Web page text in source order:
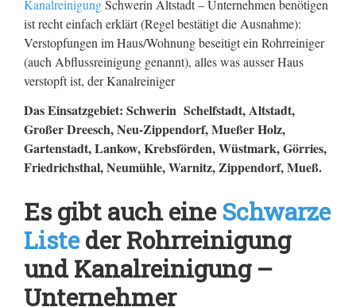
KanalreinigungSchwerin Altstadt – Unternehmen benötigen
ist recht einfach erklärt (Regel bestätigt die Ausnahme):
Verstopfungen im Haus/Wohnung beseitigt ein Rohrreiniger
(auch Abflussreinigung genannt), alles was ausser Haus
verstopft ist, der Kanalreiniger
Das Einsatzgebiet: Schwerin Schelfstadt, Altstadt,
Großer Dreesch, Neu-Zippendorf, Mueßer Holz,
Gartenstadt, Lankow, Krebsförden, Wüstmark, Görries,
Friedrichsthal, Neumühle, Warnitz, Zippendorf, Mueß.
Es gibt auch eine Schwarze
Listeder Rohrreinigung
und Kanalreinigung –
Unternehmer